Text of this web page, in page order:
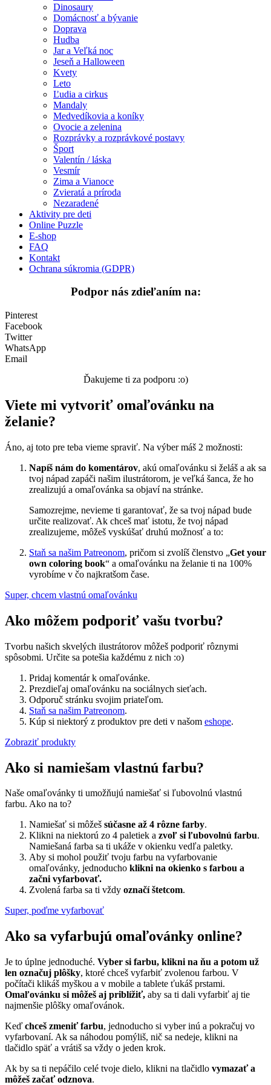
Ľudia a cirkus
Medvedíkovia a koníky
Ovocie a zelenina
Rozprávky a rozprávkové postavy
Valentín / láska
Zvieratá a príroda
Nezaradené
Dinosaury
Domácnosť a bývanie
Doprava
Hudba
Jar a Veľká noc
Jeseň a Halloween
Kvety
Leto
Ľudia a cirkus
Mandaly
Medvedíkovia a koníky
Ovocie a zelenina
Rozprávky a rozprávkové postavy
Šport
Valentín / láska
Vesmír
Zima a Vianoce
Zvieratá a príroda
Nezaradené
Aktivity pre deti
Online Puzzle
E-shop
FAQ
Kontakt
Ochrana súkromia (GDPR)
Podpor nás zdieľaním na:
Pinterest
Facebook
Twitter
WhatsApp
Email
Ďakujeme ti za podporu :o)
Viete mi vytvoriť omaľovánku na
želanie?
Áno, aj toto pre teba vieme spraviť. Na výber máš 2 možnosti:
Napíš nám do komentárov, akú omaľovánku si želáš a ak sa
tvoj nápad zapáči našim ilustrátorom, je veľká šanca, že ho
zrealizujú a omaľovánka sa objaví na stránke.
Samozrejme, nevieme ti garantovať, že sa tvoj nápad bude
určite realizovať. Ak chceš mať istotu, že tvoj nápad
zrealizujeme, môžeš vyskúšať druhú možnosť a to:
Staň sa našim Patreonom, pričom si zvolíš členstvo „Get your
own coloring book“ a omaľovánku na želanie ti na 100%
vyrobíme v čo najkratšom čase.
Super, chcem vlastnú omaľovánku
Ako môžem podporiť vašu tvorbu?
Tvorbu našich skvelých ilustrátorov môžeš podporiť rôznymi
spôsobmi. Určite sa potešia každému z nich :o)
Pridaj komentár k omaľovánke.
Prezdieľaj omaľovánku na sociálnych sieťach.
Odporuč stránku svojim priateľom.
Staň sa našim Patreonom.
Kúp si niektorý z produktov pre deti v našom eshope.
Zobraziť produkty
Ako si namiešam vlastnú farbu?
Naše omaľovánky ti umožňujú namiešať si ľubovolnú vlastnú
farbu. Ako na to?
Namiešať si môžeš súčasne až 4 rôzne farby.
Klikni na niektorú zo 4 paletiek a zvoľ si ľubovolnú farbu.
Namiešaná farba sa ti ukáže v okienku vedľa paletky.
Aby si mohol použiť tvoju farbu na vyfarbovanie
omaľovánky, jednoducho klikni na okienko s farbou a
začni vyfarbovať.
Zvolená farba sa ti vždy označí štetcom.
Super, poďme vyfarbovať
Ako sa vyfarbujú omaľovánky online?
Je to úplne jednoduché. Vyber si farbu, klikni na ňu a potom už
len označuj plôšky, ktoré chceš vyfarbiť zvolenou farbou. V
počítači klikáš myškou a v mobile a tablete ťukáš prstami.
Omaľovánku si môžeš aj priblížiť, aby sa ti dali vyfarbiť aj tie
najmenšie plôšky omaľovánok.
Keď chceš zmeniť farbu, jednoducho si vyber inú a pokračuj vo
vyfarbovaní. Ak sa náhodou pomýliš, nič sa nedeje, klikni na
tlačidlo späť a vrátiš sa vždy o jeden krok.
Ak by sa ti nepáčilo celé tvoje dielo, klikni na tlačidlo vymazať a
môžeš začať odznova.